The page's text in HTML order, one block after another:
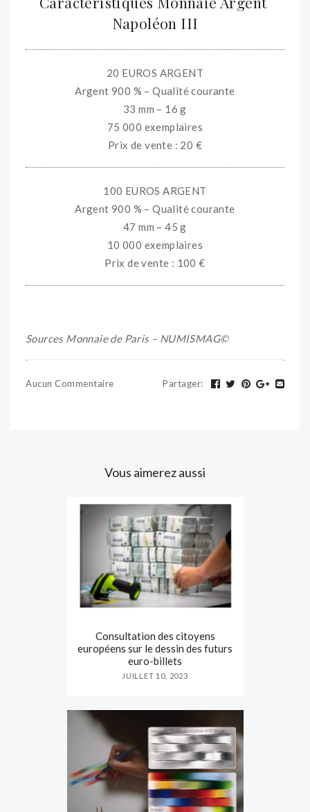
Napoléon III
20 EUROS ARGENT
Argent 900 % – Qualité courante
33 mm – 16 g
75 000 exemplaires
Prix de vente : 20 €
100 EUROS ARGENT
Argent 900 % – Qualité courante
47 mm – 45 g
10 000 exemplaires
Prix de vente : 100 €
Sources Monnaie de Paris – NUMISMAG©
Aucun Commentaire Partager:
Vous aimerez aussi
Consultation des citoyens
européens sur le dessin des futurs
euro-billets
JUILLET 10, 2023